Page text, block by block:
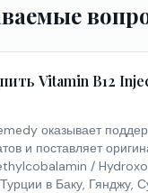
Vitamin B12
оказывает
и поставляет
/
в Баку, Гянджу,